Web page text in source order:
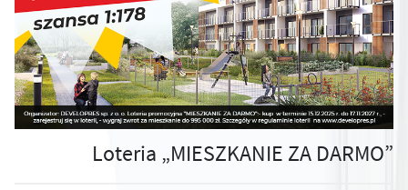
Loteria „MIESZKANIE ZA DARMO”